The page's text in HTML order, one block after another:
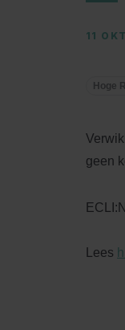
11
Hoge
geen
Lees